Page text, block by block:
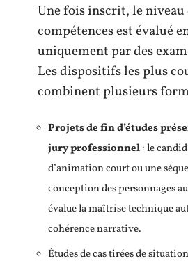
Une fois inscrit, le niveau
compétences est évalué
uniquement par des
Les dispositifs les plus
combinent plusieurs
Projets de fin d’études
jury professionnel: le
d’animation court ou une
conception des personnages
évalue la maîtrise technique
cohérence narrative.
Études de cas tirées de